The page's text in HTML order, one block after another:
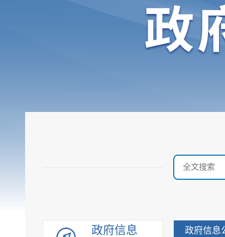
政府信息
政府信息